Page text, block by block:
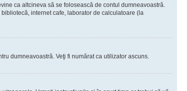
ca altcineva să se folosească de contul dumneavoastră.
internet cafe, laborator de calculatoare (la
dumneavoastră. Veţi fi numărat ca utilizator ascuns.